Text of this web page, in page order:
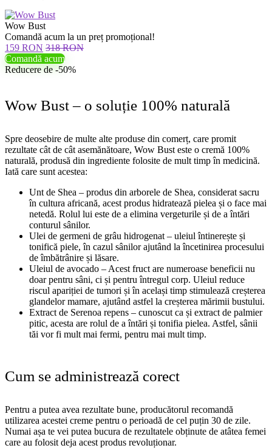
Wow Bust
Comandă acum la un preț promoțional!
159 RON 318 RON
Comandă acum
Reducere de -50%
Wow Bust – o soluție 100% naturală
Spre deosebire de multe alte produse din comerț, care promit
rezultate cât de cât asemănătoare, Wow Bust este o cremă 100%
naturală, produsă din ingrediente folosite de mult timp în medicină.
Iată care sunt acestea:
Unt de Shea – produs din arborele de Shea, considerat sacru
în cultura africană, acest produs hidratează pielea și o face mai
netedă. Rolul lui este de a elimina vergeturile și de a întări
conturul sânilor.
Ulei de germeni de grâu hidrogenat – uleiul întinerește și
tonifică piele, în cazul sânilor ajutând la încetinirea procesului
de îmbătrânire și lăsare.
Uleiul de avocado – Acest fruct are numeroase beneficii nu
doar pentru sâni, ci și pentru întregul corp. Uleiul reduce
riscul apariției de tumori și în același timp stimulează creșterea
glandelor mamare, ajutând astfel la creșterea mărimii bustului.
Extract de Serenoa repens – cunoscut ca și extract de palmier
pitic, acesta are rolul de a întări și tonifia pielea. Astfel, sânii
tăi vor fi mult mai fermi, pentru mai mult timp.
Cum se administrează corect
Pentru a putea avea rezultate bune, producătorul recomandă
utilizarea acestei creme pentru o perioadă de cel puțin 30 de zile.
Numai așa te vei putea bucura de rezultatele obținute de atâtea femei
care au folosit deja acest produs revoluționar.